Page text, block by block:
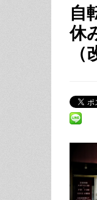
自
休